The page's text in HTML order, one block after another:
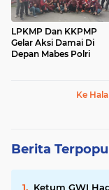
LPKMP Dan KKPMP
Gelar Aksi Damai Di
Depan Mabes Polri
Ke
Berita
Ketum GWI